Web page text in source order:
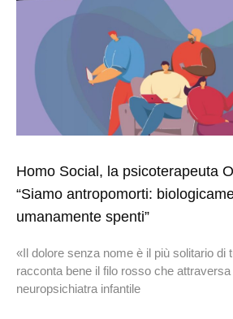
Homo Social, la psicoterapeuta
“Siamo antropomorti:
umanamente spenti”
«Il dolore senza nome è il più solitario di
racconta bene il filo rosso che attraversa
neuropsichiatra infantile